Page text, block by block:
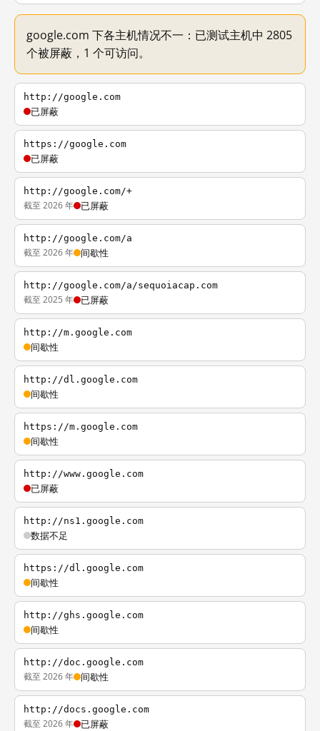
google.com 下各主机情况不一：已测试主机中 2805
个被屏蔽，1 个可访问。
http://google.com
已屏蔽
https://google.com
已屏蔽
http://google.com/+
截至 2026 年 已屏蔽
http://google.com/a
截至 2026 年 间歇性
http://google.com/a/sequoiacap.com
截至 2025 年 已屏蔽
http://m.google.com
间歇性
http://dl.google.com
间歇性
https://m.google.com
间歇性
http://www.google.com
已屏蔽
http://ns1.google.com
数据不足
https://dl.google.com
间歇性
http://ghs.google.com
间歇性
http://doc.google.com
截至 2026 年 间歇性
http://docs.google.com
截至 2026 年 已屏蔽